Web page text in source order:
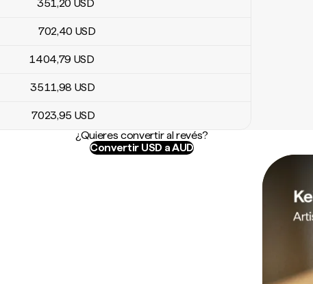
351,20 USD
702,40 USD
1404,79 USD
3511,98 USD
7023,95 USD
¿Quieres convertir al revés?
Convertir USD a AUD